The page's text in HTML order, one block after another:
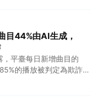
目44%由AI生成，
平臺每日新增曲目的
的播放被判定為欺詐並
體而言，這意味著AI內容